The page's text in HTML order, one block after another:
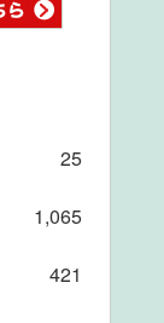
25
1,065
421